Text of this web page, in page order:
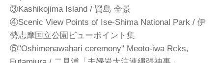
③Kashikojima Island / 賢島 全景
④Scenic View Points of Ise-Shima National Park / 伊
勢志摩国立公園ビューポイント集
⑤"Oshimenawahari ceremony" Meoto-iwa Rcks,